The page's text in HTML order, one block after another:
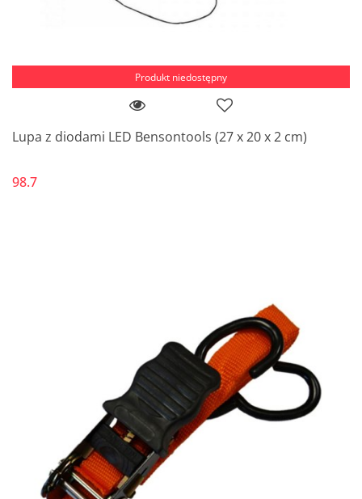
Produkt niedostępny
Lupa z diodami LED Bensontools (27 x 20 x 2 cm)
98.7